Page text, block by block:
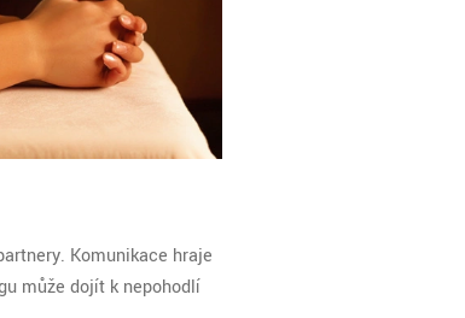
Komunikace hraje
může dojít k nepohodlí